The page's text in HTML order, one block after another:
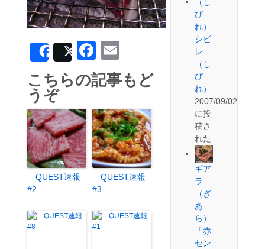
SharePostFacebook
こちらの記事もど
うぞ
QUEST速報
#2
QUEST速報
#3
シビ
レ
（し
び
れ）
2007/09/02
に投
稿さ
れた
ギア
ラ
（ぎ
あ
ら）
「赤
セン